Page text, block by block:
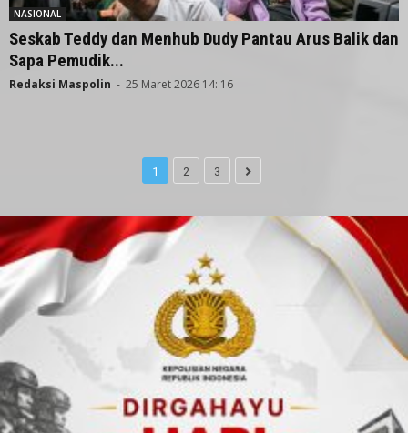
NASIONAL
Seskab Teddy dan Menhub Dudy Pantau Arus Balik dan
Sapa Pemudik...
Redaksi Maspolin - 25 Maret 2026 14: 16
1 2 3